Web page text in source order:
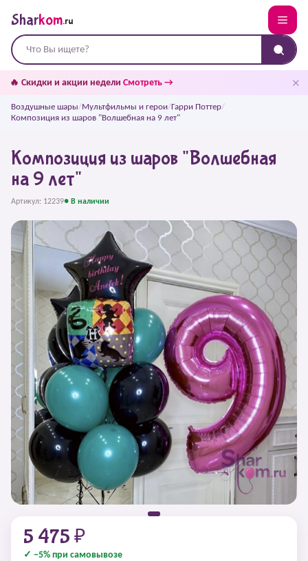
Sharkom.ru
🔥 Скидки и акции недели Смотреть → ✕
Воздушные шары/Мультфильмы и герои/Гарри Поттер/
Композиция из шаров "Волшебная на 9 лет"
Композиция из шаров "Волшебная
на 9 лет"
Артикул: 12239● В наличии
5 475 ₽
✓ −5% при самовывозе